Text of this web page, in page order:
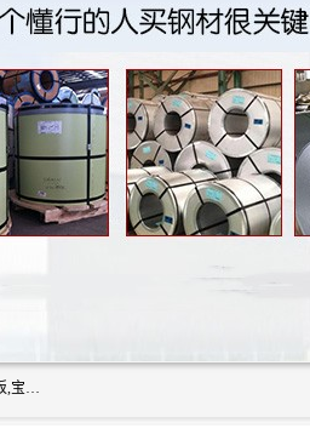
上海志辰实业有限公司主要经销:上海宝钢彩钢卷（宝钢总厂）台湾氟碳彩钢板,烨辉彩钢板,宝钢彩钢板,宝钢彩涂板,宝钢彩钢卷,马钢彩钢板,马钢彩钢卷,镀铝锌钢板,PVDF彩钢板,台湾烨辉彩钢板,高耐候彩钢板,硅改性彩钢板,规格齐全。